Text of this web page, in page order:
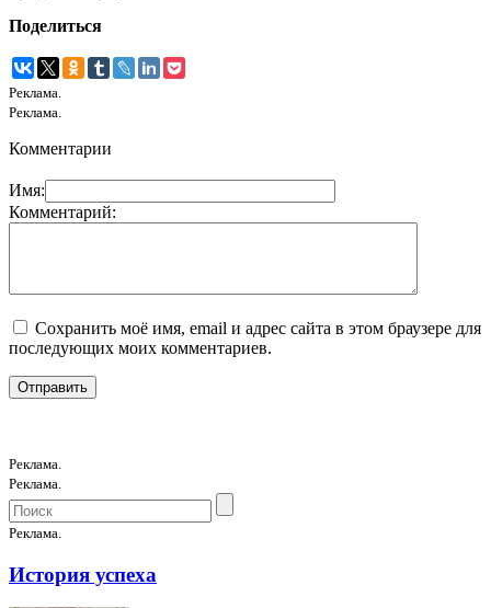
Поделиться
Реклама.
Реклама.
Комментарии
Имя:
Комментарий:
Сохранить моё имя, email и адрес сайта в этом браузере для
последующих моих комментариев.
Реклама.
Реклама.
Реклама.
История успеха